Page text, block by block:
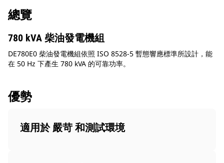
總覽
780 kVA 柴油發電機組
DE780E0 柴油發電機組依照 ISO 8528-5 暫態響應標準所設計，能
在 50 Hz 下產生 780 kVA 的可靠功率。
優勢
適用於 嚴苛 和測試環境